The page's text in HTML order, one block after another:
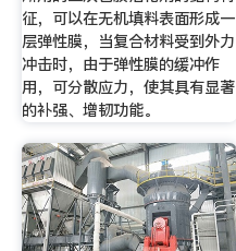
征，可以在无机填料表面形成一
层弹性膜，当复合材料受到外力
冲击时，由于弹性膜的缓冲作
用，可分散应力，使其具有显著
的补强、增韧功能。